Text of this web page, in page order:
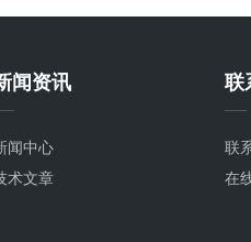
闻资讯
闻中心
术文章
联
联
在